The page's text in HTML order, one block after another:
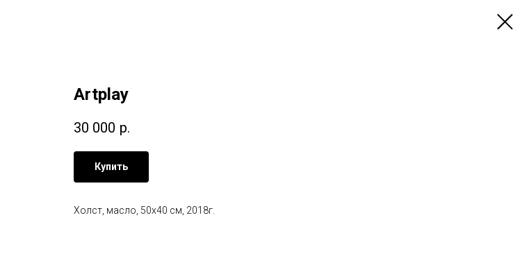
Artplay
30 000 р.
Купить
Холст, масло, 50х40 см, 2018г.